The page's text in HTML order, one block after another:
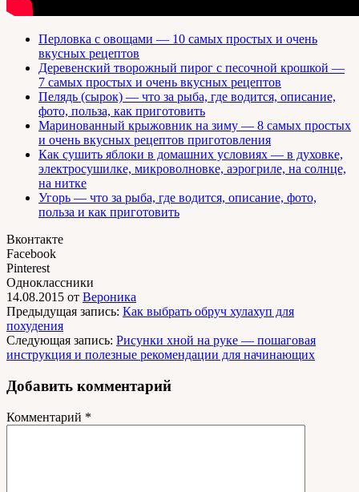
Перловка с овощами — 10 самых простых и очень
вкусных рецептов
Деревенский творожный пирог с песочной крошкой —
7 самых простых и очень вкусных рецептов
Пелядь (сырок) — что за рыба, где водится, описание,
фото, польза, как приготовить
Маринованный крыжовник на зиму — 8 самых простых
и очень вкусных рецептов приготовления
Как сушить яблоки в домашних условиях — в духовке,
электросушилке, микроволновке, аэрогриле, на солнце,
на нитке
Угорь — что за рыба, где водится, описание, фото,
польза и как приготовить
Вконтакте
Facebook
Pinterest
Одноклассники
14.08.2015 от Вероника
Предыдущая запись: Как выбрать обруч хулахуп для
похудения
Следующая запись: Рисунки хной на руке — пошаговая
инструкция и полезные рекомендации для начинающих
Добавить комментарий
Комментарий *